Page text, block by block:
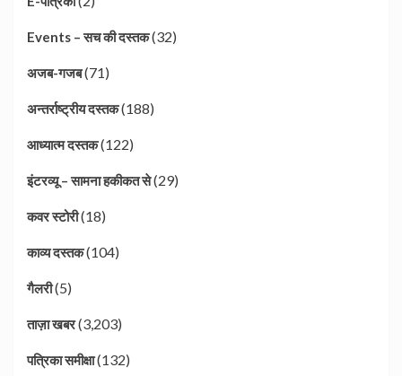
Events – सच की दस्तक(32)
अजब-गजब(71)
अन्तर्राष्ट्रीय दस्तक(188)
आध्यात्म दस्तक(122)
इंटरव्यू – सामना हकीकत से(29)
कवर स्टोरी(18)
काव्य दस्तक(104)
गैलरी(5)
ताज़ा खबर(3,203)
पत्रिका समीक्षा(132)